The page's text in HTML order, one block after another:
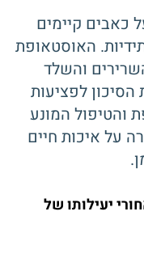
כאבים קיימים
האוסטאופת
והשלד
לפציעות
והטיפול המונע
על איכות חיים
יעילותו של